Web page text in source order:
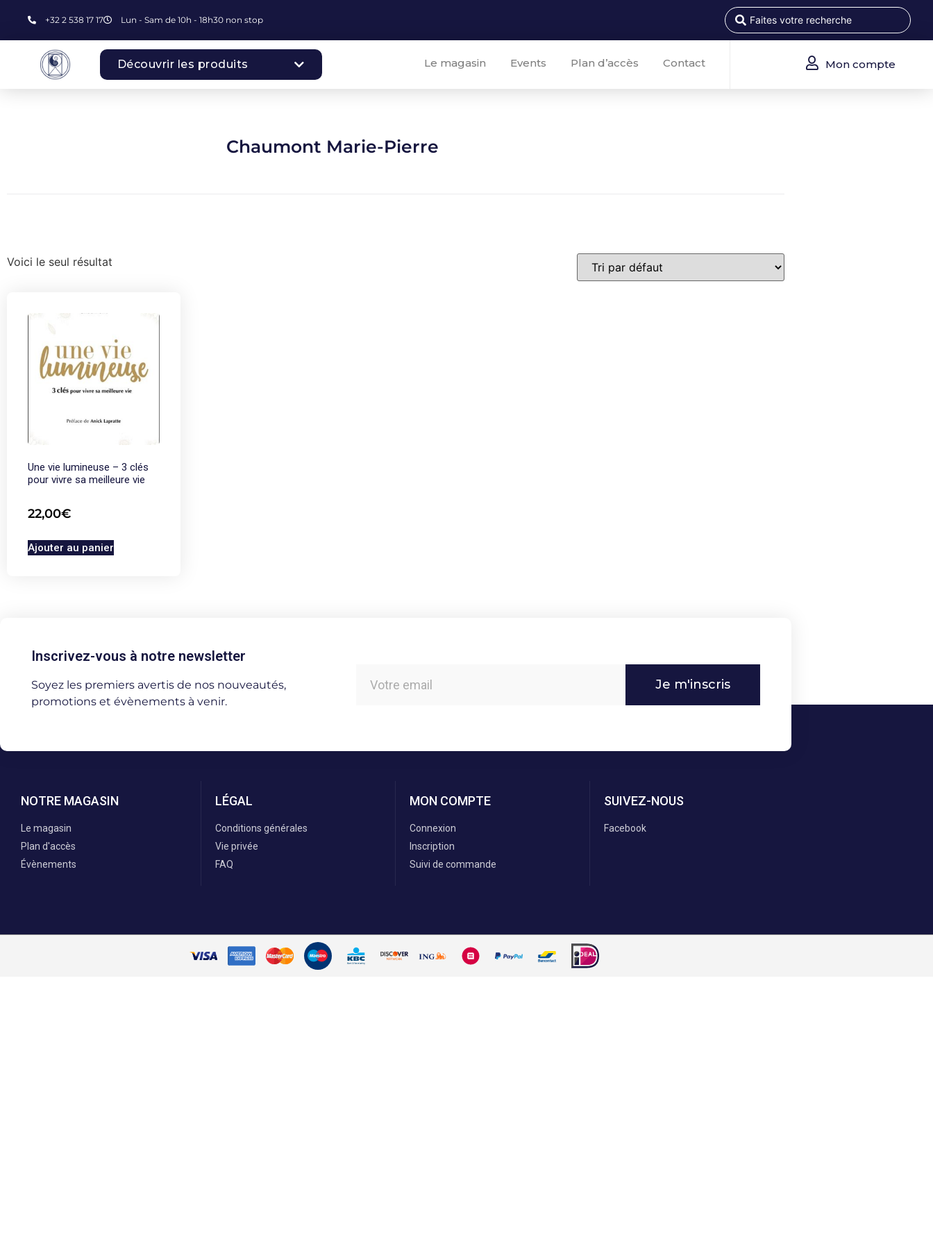
+32 2 538 17 17 Lun - Sam de 10h - 18h30 non stop
Découvrir les produits Le magasin Events Plan d’accès Contact Mon compte
Chaumont Marie-Pierre
Voici le seul résultat
Une vie lumineuse – 3 clés
pour vivre sa meilleure vie
22,00€
Ajouter au panier
Inscrivez-vous à notre newsletter
Soyez les premiers avertis de nos nouveautés,
promotions et évènements à venir.
Je m'inscris
NOTRE MAGASIN
Le magasin
Plan d'accès
Évènements
LÉGAL
Conditions générales
Vie privée
FAQ
MON COMPTE
Connexion
Inscription
Suivi de commande
SUIVEZ-NOUS
Facebook